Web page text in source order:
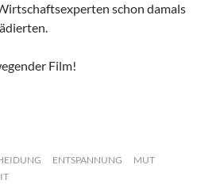
schon damals
Film!
ENTSPANNUNG
MUT